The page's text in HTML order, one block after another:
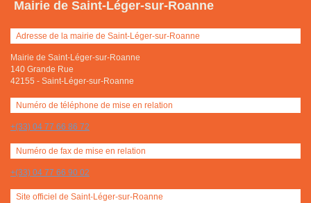
Mairie de Saint-Léger-sur-Roanne
Adresse de la mairie de Saint-Léger-sur-Roanne
Mairie de Saint-Léger-sur-Roanne
140 Grande Rue
42155 - Saint-Léger-sur-Roanne
Numéro de téléphone de mise en relation
+(33) 04 77 66 86 72
Numéro de fax de mise en relation
+(33) 04 77 66 90 02
Site officiel de Saint-Léger-sur-Roanne